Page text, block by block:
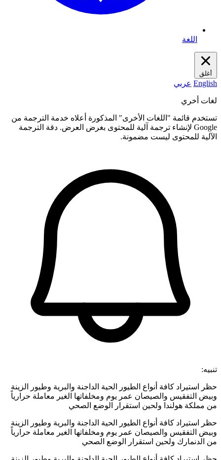
اللغة
أغلق
English عربي
لغات أخري
تستخدم قائمة "اللغات الأخرى" المذكورة أعلاه خدمة الترجمة من
Google لإنشاء ترجمة آلية للمحتوى بغرض العرض. دقة الترجمة
الآلية للمحتوى ليست مضمونة.
تنبيه:
حظر استيراد كافة أنواع الطيور الحية الداجنة والبرية وطيور الزينة
وبيض التفقيس والصيصان عمر يوم ومخلفاتها الغير معاملة حرارياً
من مملكة هولندا ولحين استقرار الوضع الصحي
حظر استيراد كافة أنواع الطيور الحية الداجنة والبرية وطيور الزينة
وبيض التفقيس والصيصان عمر يوم ومخلفاتها الغير معاملة حرارياً
من الدنمارك ولحين استقرار الوضع الصحي